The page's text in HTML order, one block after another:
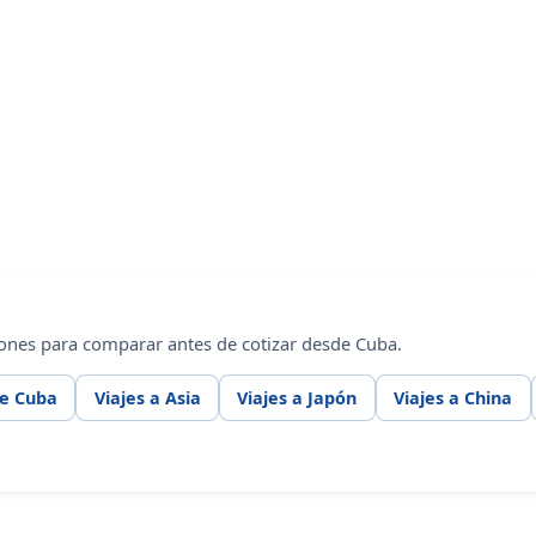
para comparar antes de cotizar desde Cuba.
Cuba Viajes a Asia Viajes a Japón Viajes a China